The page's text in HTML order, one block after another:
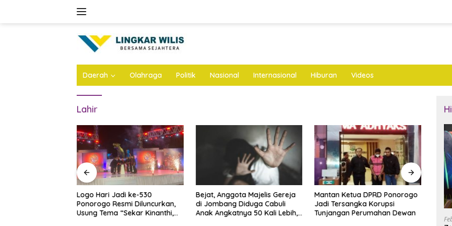
Daerah Olahraga Politik Nasional Internasional Hiburan Videos
Lahir
Logo Hari Jadi ke-530
Ponorogo Resmi Diluncurkan,
Usung Tema “Sekar Kinanthi,
Bejat, Anggota Majelis Gereja
di Jombang Diduga Cabuli
Anak Angkatnya 50 Kali Lebih,
Mantan Ketua DPRD Ponorogo
Jadi Tersangka Korupsi
Tunjangan Perumahan Dewan